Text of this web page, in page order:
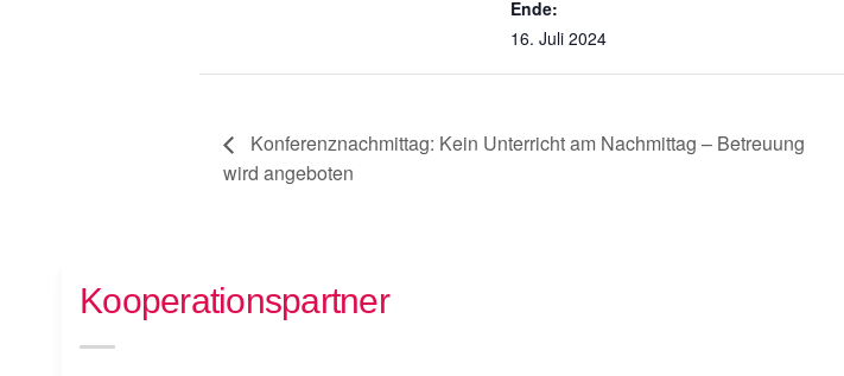
Ende:
16. Juli 2024
Konferenznachmittag: Kein Unterricht am Nachmittag – Betreuung
wird angeboten
Kooperationspartner